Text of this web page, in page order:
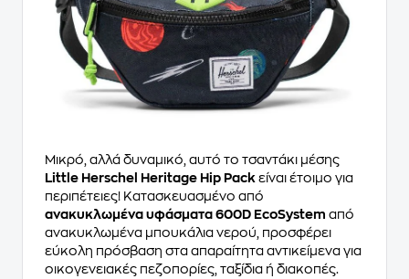
Μικρό, αλλά δυναμικό, αυτό το τσαντάκι μέσης
Little Herschel Heritage Hip Pack είναι έτοιμο για
περιπέτειες! Κατασκευασμένο από
ανακυκλωμένα υφάσματα 600D EcoSystem από
ανακυκλωμένα μπουκάλια νερού, προσφέρει
εύκολη πρόσβαση στα απαραίτητα αντικείμενα για
οικογενειακές πεζοπορίες, ταξίδια ή διακοπές.